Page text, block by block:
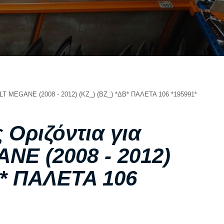
ΣΧΕΤΙΚΑ ΜΕ ΕΜΑΣ
ΥΠΗΡΕΣΙΕΣ
ΟΙ ΕΓΚΑΤΑΣΤΑΣΕΙΣ ΜΑΣ
ΧΟΡΗΓΙΕΣ
(2008 - 2012) (KZ_) (BZ_) *ΔΒ* ΠΑΛΕΤΑ 106 *195991*
για
(2008 - 2012)
ΠΑΛΕΤΑ 106